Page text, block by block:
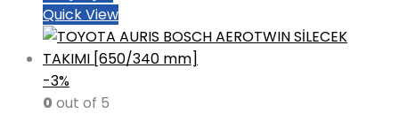
Quick View
-3%
0 out of 5